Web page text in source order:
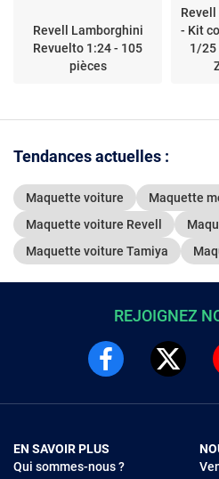
Revell Lamborghini
Revuelto 1:24 - 105
pièces
- Kit
1/25
Tendances actuelles :
Maquette voiture
Maquette
Maquette voiture Revell
Maquette voiture Tamiya
REJOIGNEZ
EN SAVOIR PLUS
Qui sommes-nous ?